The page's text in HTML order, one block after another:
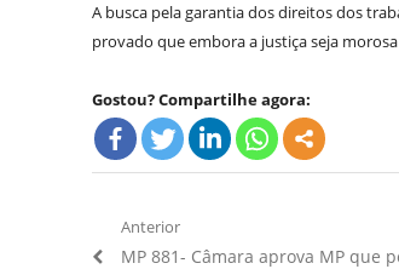
A busca pela garantia dos direitos dos
provado que embora a justiça seja
Gostou? Compartilhe agora:
Navegação
Anterior
Artigo
MP 881- Câmara aprova MP que